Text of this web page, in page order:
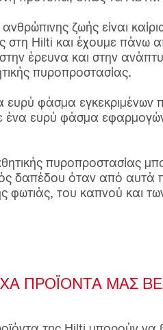
ζωής είναι
στη Hilti και έχουμε πάνω
έρευνα και στην
πυροπροστασίας.
φάσμα εγκεκριμένων
ένα ευρύ φάσμα
πυροπροστασίας
δαπέδου όταν από αυτά
φωτιάς, του καπνού και
ΠΡΟΪΟΝΤΑ ΜΑΣ